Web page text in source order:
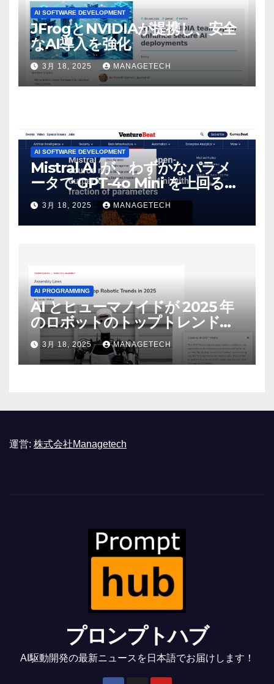
AI SOFTWARE DEVELOPMENT
JFrogとNVIDIAが提携し、安全
なAI導入を強化
3月 18, 2025 MANAGETECH
AI SOFTWARE DEVELOPMENT
Mistral AI が、わずかなパラメ
ータで GPT-4o Mini を上回る新
しいオープンソース モデルをリ
リース | VentureBeat
3月 18, 2025 MANAGETECH
AI PROGRAMMING
AI とヒューマノイドが 2025 年
のロボットのトップトレンドに |
ASSEMBLY
3月 18, 2025 MANAGETECH
運営: 株式会社Managetech
プロンプトハブ
AI駆動開発の最新ニュースを日本語でお届けします！